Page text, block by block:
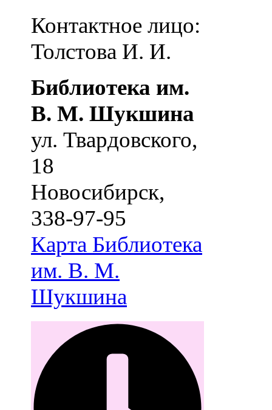
Контактное лицо:
Толстова И. И.
Библиотека им.
В. М. Шукшина
ул. Твардовского,
18
Новосибирск,
338-97-95
Карта Библиотека
им. В. М.
Шукшина